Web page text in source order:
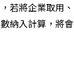
若將企業取用
納入計算，將